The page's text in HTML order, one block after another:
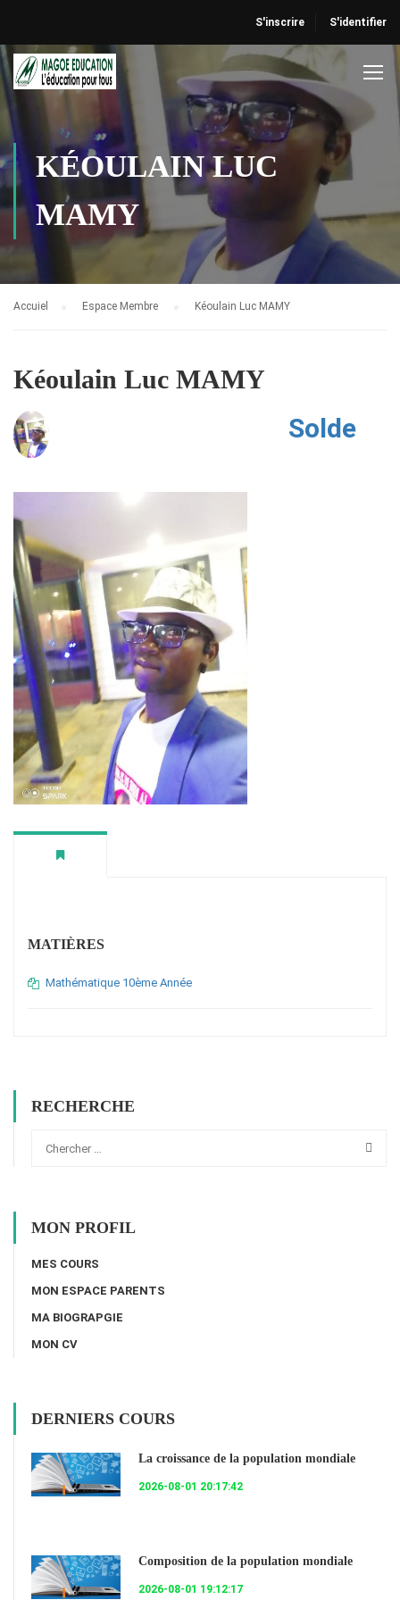
S'inscrire S'identifier
KÉOULAIN LUC
MAMY
Accuiel Espace Membre Kéoulain Luc MAMY
Kéoulain Luc MAMY
Solde
MATIÈRES
Mathématique 10ème Année
RECHERCHE
MON PROFIL
MES COURS
MON ESPACE PARENTS
MA BIOGRAPGIE
MON CV
DERNIERS COURS
La croissance de la population mondiale
2026-08-01 20:17:42
Composition de la population mondiale
2026-08-01 19:12:17